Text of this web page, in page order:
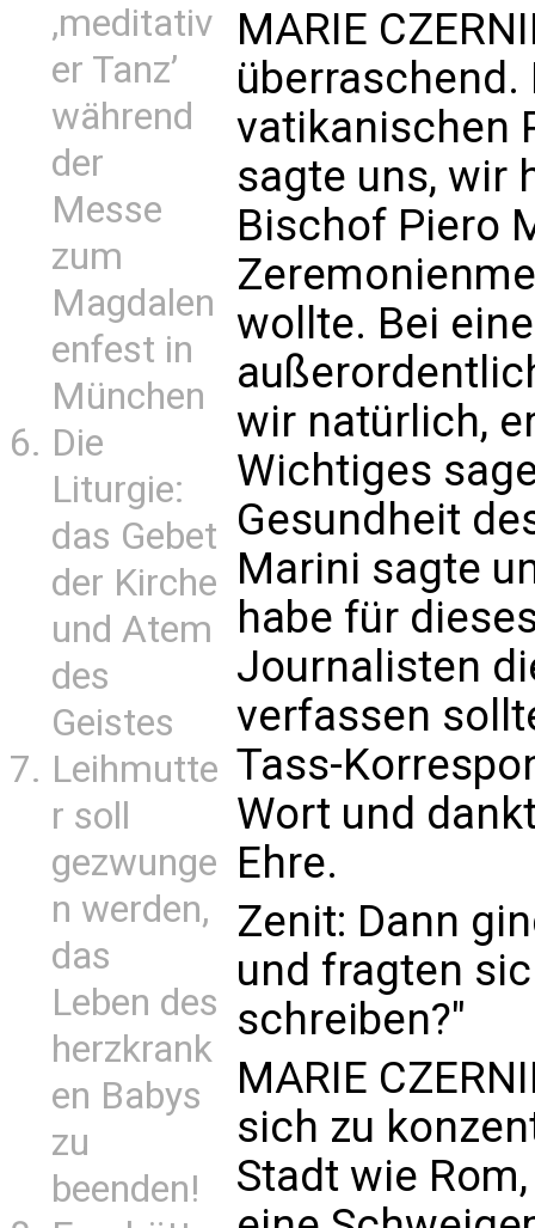
‚meditativ
er Tanz’
während
der
Messe
zum
Magdalen
enfest in
München
Die
Liturgie:
das Gebet
der Kirche
und Atem
des
Geistes
Leihmutte
r soll
gezwunge
n werden,
das
Leben des
herzkrank
en Babys
zu
beenden!
MARIE
vatikanischen
sagte uns, wir
Bischof Piero
wollte. Bei
wir natürlich,
Wichtiges
Gesundheit
Marini sagte
habe für
Journalisten
verfassen
Tass-
Wort und
Ehre.
Zenit: Dann
und fragten
schreiben?"
MARIE
sich zu
Stadt wie